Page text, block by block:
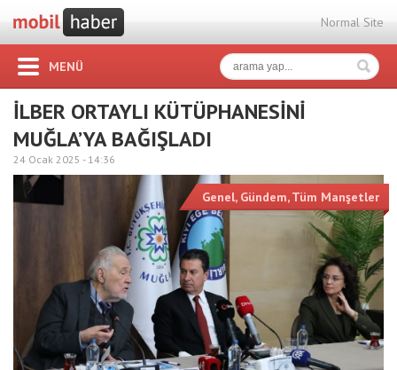
Normal Site
MENÜ
İLBER ORTAYLI KÜTÜPHANESİNİ
MUĞLA’YA BAĞIŞLADI
24 Ocak 2025 - 14:36
Genel, Gündem,Tüm Manşetler